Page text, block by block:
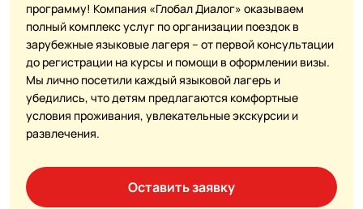
программу! Компания «Глобал Диалог» оказываем
полный комплекс услуг по организации поездок в
зарубежные языковые лагеря – от первой консультации
до регистрации на курсы и помощи в оформлении визы.
Мы лично посетили каждый языковой лагерь и
убедились, что детям предлагаются комфортные
условия проживания, увлекательные экскурсии и
развлечения.
Оставить заявку